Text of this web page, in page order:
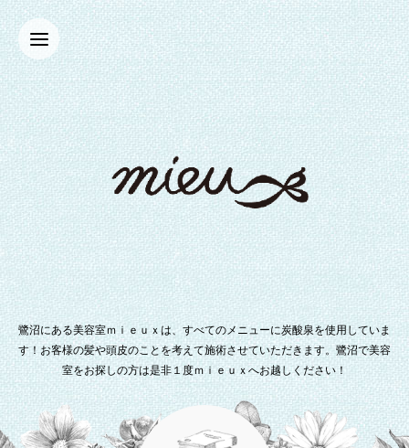
鷺沼にある美容室ｍｉｅｕｘは、すべてのメニューに炭酸泉を使用していま
す！お客様の髪や頭皮のことを考えて施術させていただきます。鷺沼で美容
室をお探しの方は是非１度ｍｉｅｕｘへお越しください！